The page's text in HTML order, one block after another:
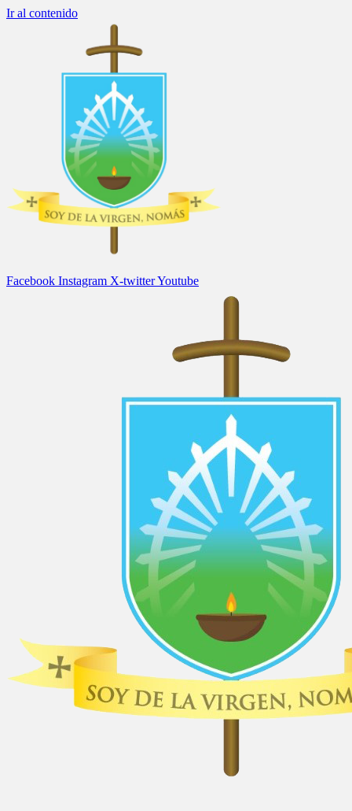
Ir al contenido
Facebook Instagram X-twitterYoutube